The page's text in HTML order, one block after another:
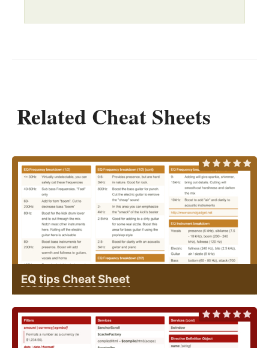
Related Cheat Sheets
EQ tips Cheat Sheet